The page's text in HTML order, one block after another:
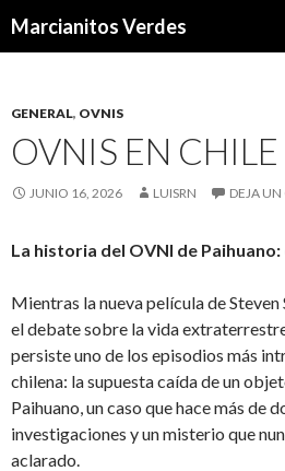
Marcianitos Verdes
GENERAL, OVNIS
OVNIS EN
JUNIO 16, 2026 LUISRN DEJA
La historia del OVNI de
Mientras la nueva película de
el debate sobre la vida
persiste uno de los episodios más
chilena: la supuesta caída de un
Paihuano, un caso que hace más de
investigaciones y un misterio que
aclarado.